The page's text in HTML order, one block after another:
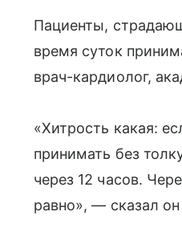
Пациенты,
время суток
врач-кардиолог,
«Хитрость какая:
принимать без
через 12 часов.
равно», — сказал